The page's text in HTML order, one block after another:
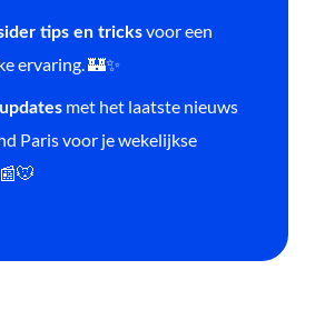
tips en tricksvoor een
ervaring. 🏰✨
met het laatste nieuws
Paris voor je wekelijkse